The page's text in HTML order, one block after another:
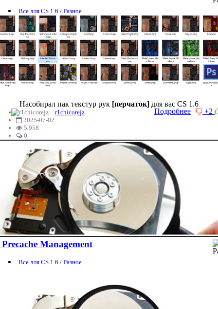
Все для CS 1.6 / Разное
Насобирал пак текстур рук [перчаток] для вас CS 1.6
+2
Подробнее
r1chicorejz
2025-07-02
5 958
0
Precache Management
Все для CS 1.6 / Разное